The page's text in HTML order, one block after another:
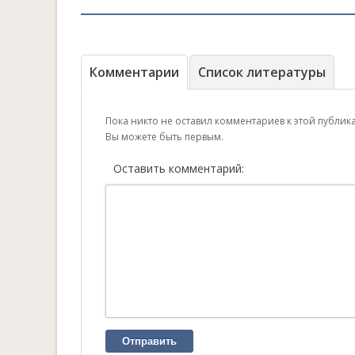
Комментарии Список литературы
Пока никто не оставил комментариев к этой
Вы можете быть первым.
Оставить комментарий:
Отправить